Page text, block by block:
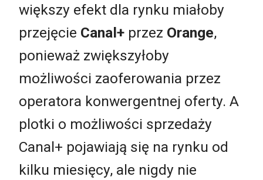
większy efekt dla rynku miałoby
przejęcie Canal+ przez Orange,
ponieważ zwiększyłoby
możliwości zaoferowania przez
operatora konwergentnej oferty. A
plotki o możliwości sprzedaży
Canal+ pojawiają się na rynku od
kilku miesięcy, ale nigdy nie